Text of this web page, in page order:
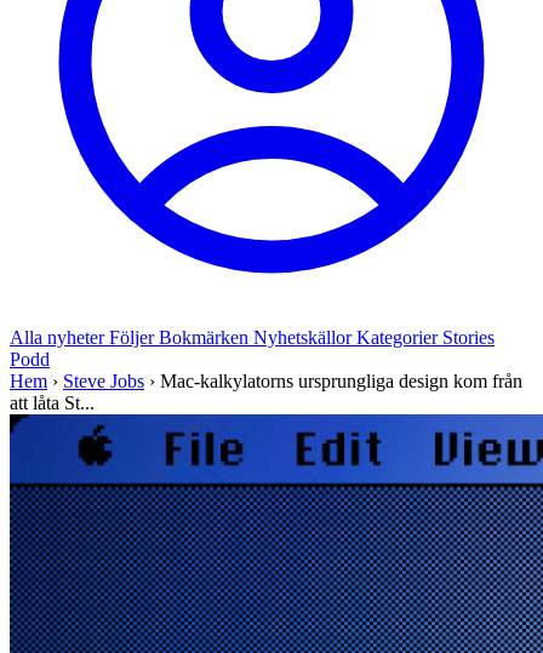
Alla nyheterFöljerBokmärken NyhetskällorKategorier Stories
Podd
Hem › Steve Jobs › Mac-kalkylatorns ursprungliga design kom från
att låta St...